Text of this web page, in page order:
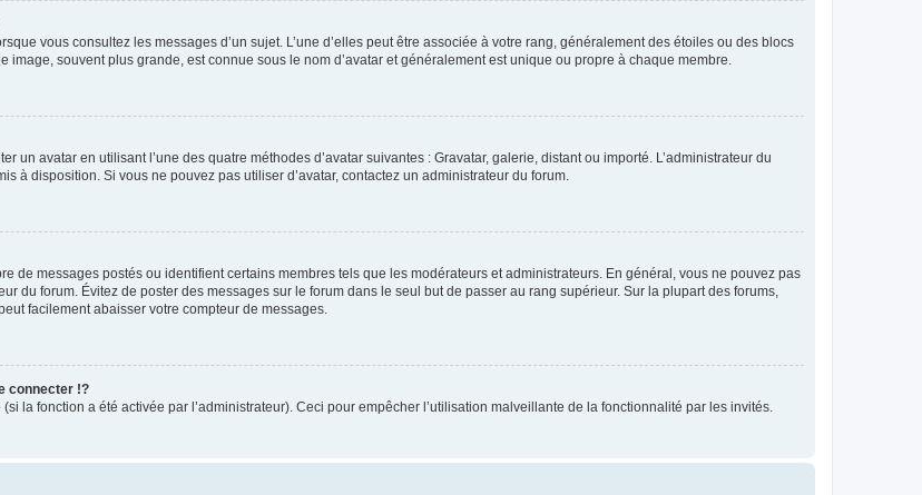
vous consultez les messages d’un sujet. L’une d’elles peut être associée à votre rang, généralement des étoiles ou des blocs
souvent plus grande, est connue sous le nom d’avatar et généralement est unique ou propre à chaque membre.
un avatar en utilisant l’une des quatre méthodes d’avatar suivantes : Gravatar, galerie, distant ou importé. L’administrateur du
à disposition. Si vous ne pouvez pas utiliser d’avatar, contactez un administrateur du forum.
de messages postés ou identifient certains membres tels que les modérateurs et administrateurs. En général, vous ne pouvez pas
du forum. Évitez de poster des messages sur le forum dans le seul but de passer au rang supérieur. Sur la plupart des forums,
facilement abaisser votre compteur de messages.
connecter !?
la fonction a été activée par l’administrateur). Ceci pour empêcher l’utilisation malveillante de la fonctionnalité par les invités.